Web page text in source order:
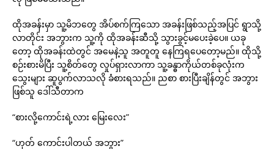
ထိုအခန်းမှာ သူ့မိဘတွေ အိပ်စက်ကြသော အခန်းဖြစ်သည့်အပြင် ရွာသို့
လာတိုင်း အဘွားက သူ့ကို ထိုအခန်းဆီသို့ သွားခွင့်မပေးခဲ့ပေ။ ယခု
တော့ ထိုအခန်းထဲတွင် အမေနဲ့သူ အတူတူ နေကြရပေတော့မည်။ ထိုသို့
စဉ်းစားမိပြီး သူ့စိတ်တွေ လှုပ်ရှားလာကာ သူ့ခန္ဓာကိုယ်တစ်ခုလုံးက
သွေးများ ဆူပွက်လာသလို ခံစားရသည်။ ညစာ စားပြီးချိန်တွင် အဘွား
ဖြစ်သူ ဒေါ်သီတာက
“စားလို့ကောင်းရဲ့လား မြေးလေး”
“ဟုတ် ကောင်းပါတယ် အဘွား”